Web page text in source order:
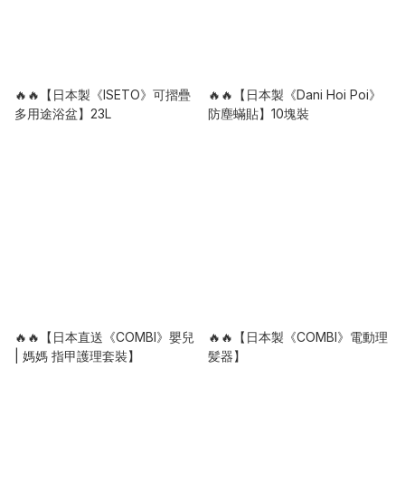
🔥🔥【日本製《ISETO》可摺疊
多用途浴盆】23L
🔥🔥【日本製《Dani Hoi Poi》
防塵蟎貼】10塊裝
🔥🔥【日本直送《COMBI》嬰兒
| 媽媽 指甲護理套裝】
🔥🔥【日本製《COMBI》電動理
髪器】